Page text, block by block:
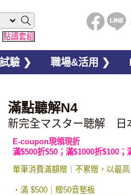
點讀套組
驗 ❯ 職場&活用 ❯
滿點聽解N4
新完全マスター聴解 日
E-coupon現領現折
滿$500折$50；滿$1000折$100；
單筆消費滿額贈｜不累贈，以最
・滿 $500｜贈50音墊板